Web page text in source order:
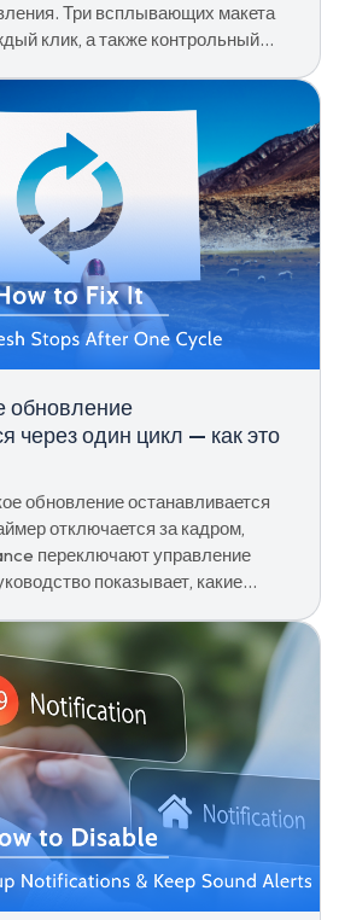
Три всплывающих макета
клик, а также контрольный
обновление
через один цикл — как это
обновление останавливается
отключается за кадром,
переключают управление
показывает, какие